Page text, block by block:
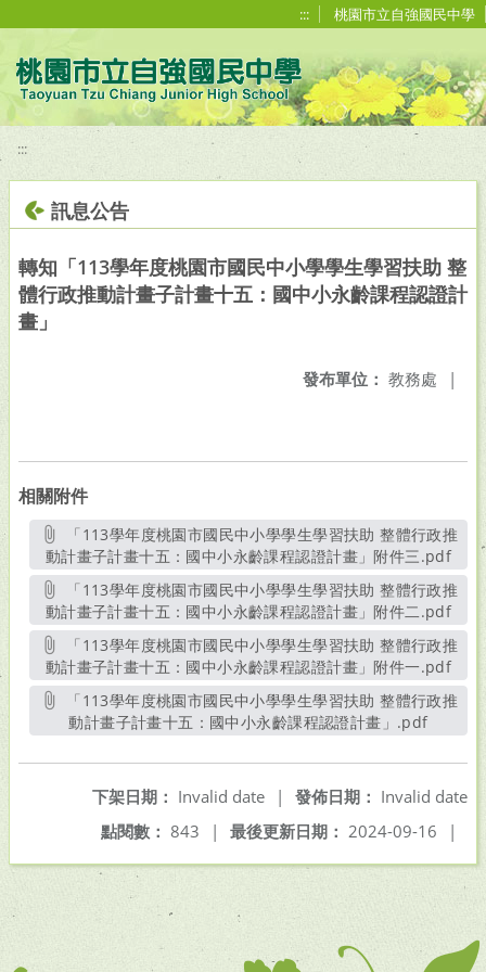
::: 桃園市立自強國民中學
:::
訊息公告
轉知「113學年度桃園市國民中小學學生學習扶助 整
體行政推動計畫子計畫十五：國中小永齡課程認證計
畫」
發布單位： 教務處 |
相關附件
動計畫子計畫十五：國中小永齡課程認證計畫」附件三.pdf另開
動計畫子計畫十五：國中小永齡課程認證計畫」附件二.pdf另開
動計畫子計畫十五：國中小永齡課程認證計畫」附件一.pdf另開
動計畫子計畫十五：國中小永齡課程認證計畫」.pdf另開新
發佈日期： Invalid date
下架日期： Invalid date
|
最後更新日期： 2024-09-16 |
點閱數： 843 |